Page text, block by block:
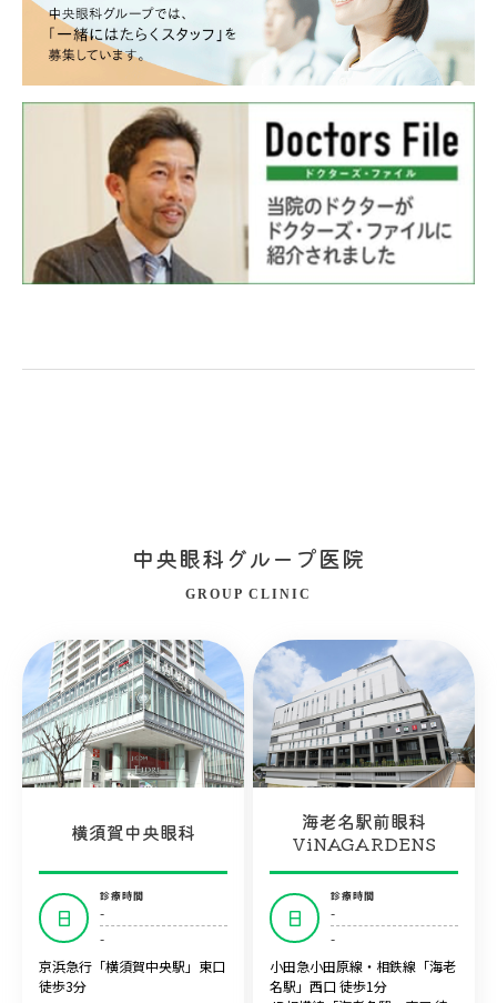
中央眼科グループ医院
GROUP CLINIC
横須賀中央眼科
日
診療時間
-
-
京浜急行「横須賀中央駅」東口
徒歩3分
海老名駅前眼科
ViNAGARDENS
日
診療時間
-
-
小田急小田原線・相鉄線「海老
名駅」西口 徒歩1分